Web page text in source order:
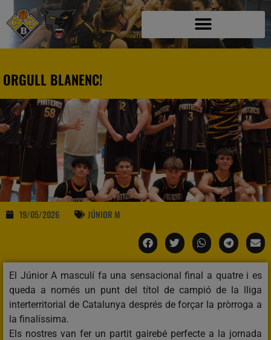
ORGULL BLANENC!
19/05/2026 JÚNIOR M
El Júnior A masculí fa una sensacional final a quatre i es
queda a només un punt del títol de campió de la lliga
interterritorial de Catalunya després de forçar la pròrroga a
la finalíssima.
Els nostres van fer un partit gairebé perfecte a la jornada